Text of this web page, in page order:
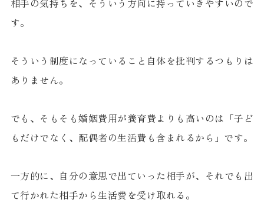
す。
そういう制度になっていること自体を批判するつもりは
ありません。
でも、そもそも婚姻費用が養育費よりも高いのは「子ど
もだけでなく、配偶者の生活費も含まれるから」です。
一方的に、自分の意思で出ていった相手が、それでも出
て行かれた相手から生活費を受け取れる。